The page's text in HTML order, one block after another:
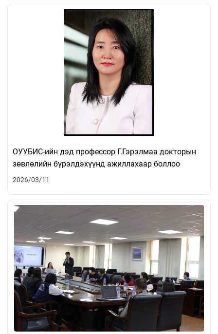
ОУУБИС-ийн дэд профессор Г.Гэрэлмаа докторын
зөвлөлийн бүрэлдэхүүнд ажиллахаар боллоо
2026/03/11